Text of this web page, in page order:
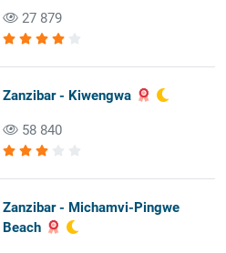
27 879
Zanzibar - Kiwengwa
58 840
Zanzibar - Michamvi-Pingwe
Beach